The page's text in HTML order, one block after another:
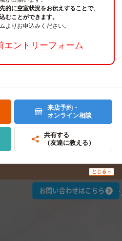
的に空室状況をお伝えすることで、
むことができます。
よりお申込みください。
エントリーフォーム
来店予約・
オンライン相談
共有する
（友達に教える）
とじる